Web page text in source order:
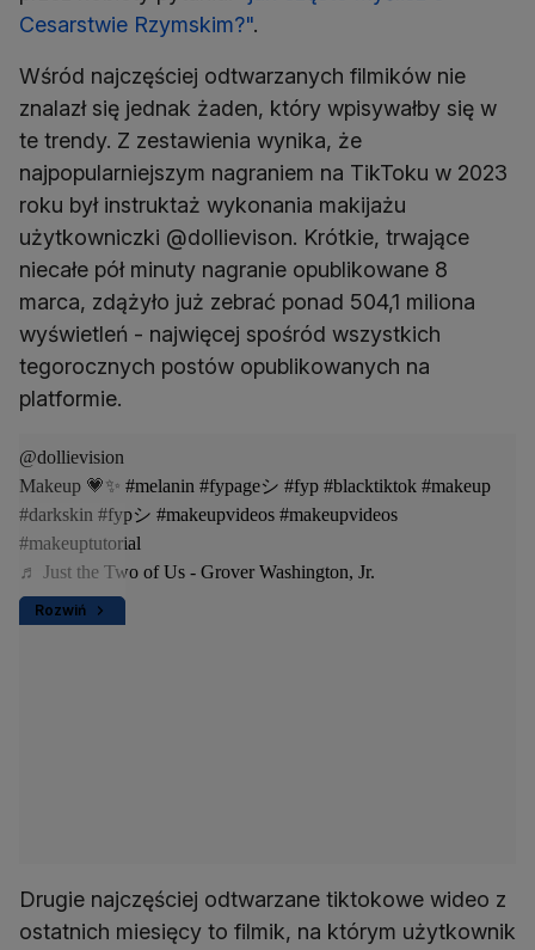
Cesarstwie Rzymskim?".
Wśród najczęściej odtwarzanych filmików nie
znalazł się jednak żaden, który wpisywałby się w
te trendy. Z zestawienia wynika, że
najpopularniejszym nagraniem na TikToku w 2023
roku był instruktaż wykonania makijażu
użytkowniczki @dollievison. Krótkie, trwające
niecałe pół minuty nagranie opublikowane 8
marca, zdążyło już zebrać ponad 504,1 miliona
wyświetleń - najwięcej spośród wszystkich
tegorocznych postów opublikowanych na
platformie.
Rozwiń
@dollievision
Makeup 💗✨ #melanin #fypageシ #fyp #blacktiktok #makeup
#darkskin #fypシ #makeupvideos #makeupvideos
#makeuptutorial
♬ Just the Two of Us - Grover Washington, Jr.
Drugie najczęściej odtwarzane tiktokowe wideo z
ostatnich miesięcy to filmik, na którym użytkownik